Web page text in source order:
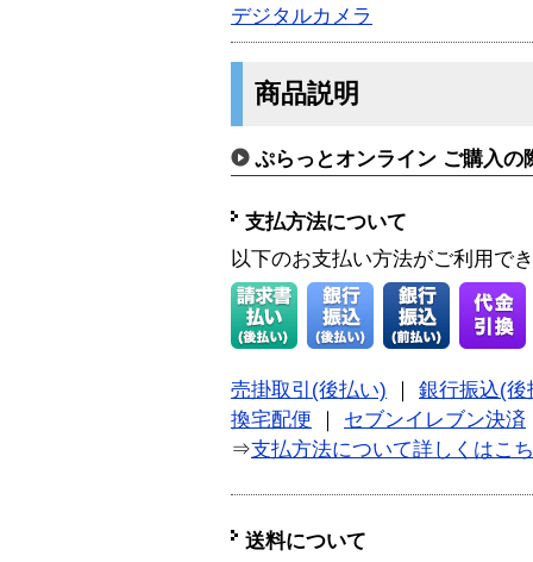
デジタルカメラ
商品説明
ぷらっとオンライン ご購入の
支払方法について
以下のお支払い方法がご利用で
売掛取引(後払い)
銀行振込(後
換宅配便
セブンイレブン決済
⇒支払方法について詳しくはこ
送料について